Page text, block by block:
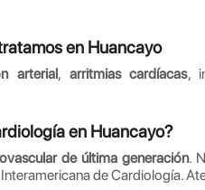
en Huancayo
arterial, arritmias cardíacas,
en Huancayo?
de última generación.
de Cardiología.